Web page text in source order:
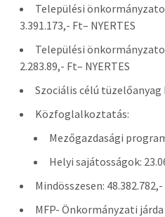
Települési
3.391.173,- Ft– NYERTES
Települési
2.283.89,- Ft– NYERTES
Szociális célú tüzelőanyag
Közfoglalkoztatás:
Mezőgazdasági
Helyi sajátosságok:
Mindösszesen: 48.382.782,-
MFP- Önkormányzati